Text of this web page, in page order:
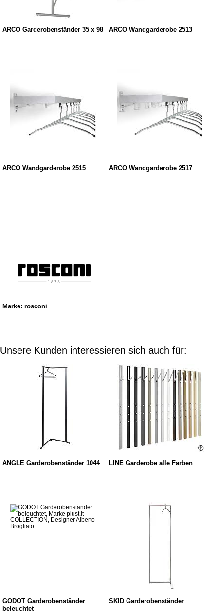
ARCO Garderobenständer 35 x 98 ARCO Wandgarderobe 2513
ARCO Wandgarderobe 2515 ARCO Wandgarderobe 2517
Marke: rosconi
Unsere Kunden interessieren sich auch für:
ANGLE Garderobenständer 1044 LINE Garderobe alle Farben
GODOT Garderobenständer
beleuchtet
SKID Garderobenständer